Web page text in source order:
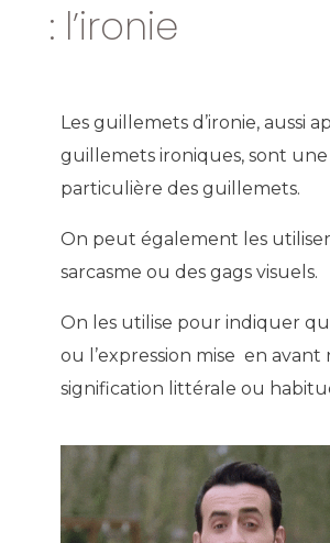
: l’ironie
Les guillemets d’ironie, aussi
guillemets ironiques, sont
particulière des guillemets.
On peut également les
sarcasme ou des gags visuels.
On les utilise pour indiquer
ou l’expression mise en avant
signification littérale ou